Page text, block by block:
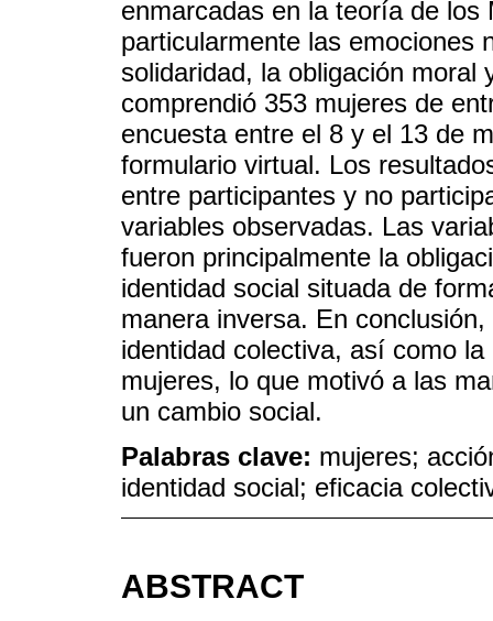
enmarcadas en la teoría de
particularmente las emociones
solidaridad, la obligación
comprendió 353 mujeres de
encuesta entre el 8 y el 13 de
formulario virtual. Los
entre participantes y no
variables observadas. Las
fueron principalmente la
identidad social situada de
manera inversa. En
identidad colectiva, así como
mujeres, lo que motivó a las
un cambio social.
Palabras clave: mujeres;
identidad social; eficacia
ABSTRACT